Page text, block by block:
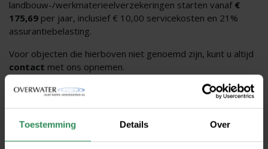
Toestemming Details Over
landbouw-/werkmaterieelverzekeringen starten vanaf €
175,69 per jaar, inclusief € 10,00 servicekosten en 21%
assurantiebelasting.
Voor objecten die hierboven niet genoemd zijn, kunt u altijd
contact met ons opnemen.
vinden.
Neem contact op